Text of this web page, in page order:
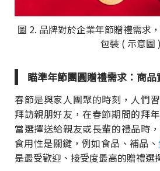
圖 2. 品牌對於企業年節贈禮需求
包裝 ( 示意圖 )
瞄準年節團圓贈禮需求：商
春節是與家人團聚的時刻，人們
拜訪親朋好友，在春節期間的拜
當選擇送給親友或長輩的禮品時
食用性是關鍵，例如食品、補品、
是最受歡迎、接受度最高的贈禮選